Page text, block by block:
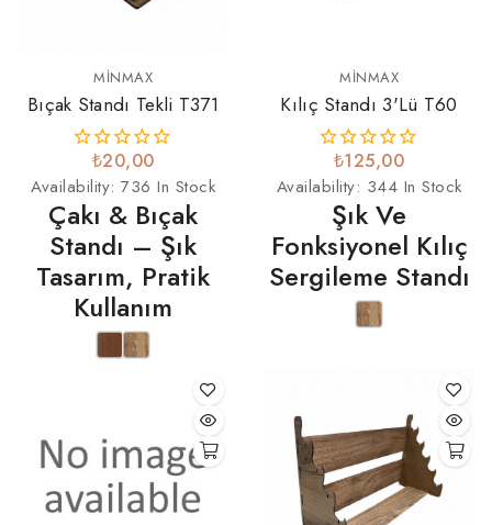
MINMAX
Bıçak Standı Tekli T371
₺20,00
Availability: 736 In Stock
Çakı & Bıçak
Standı – Şık
Tasarım, Pratik
Kullanım
MINMAX
Kılıç Standı 3'lü T60
₺125,00
Availability: 344 In Stock
Şık Ve
Fonksiyonel Kılıç
Sergileme Standı